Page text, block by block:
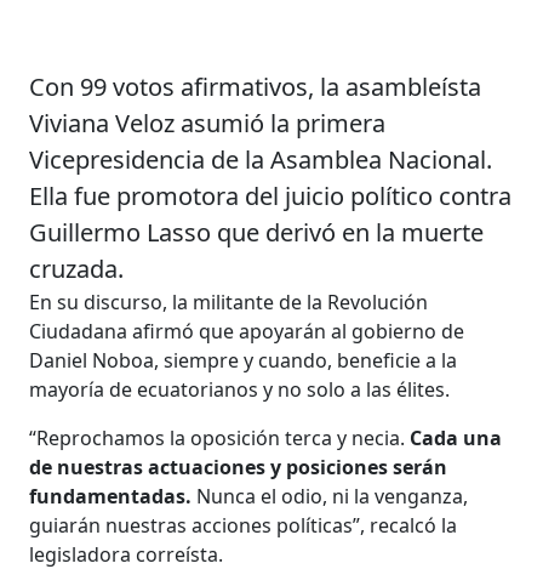
Con 99 votos afirmativos, la asambleísta
Viviana Veloz asumió la primera
Vicepresidencia de la Asamblea Nacional.
Ella fue promotora del juicio político contra
Guillermo Lasso que derivó en la muerte
cruzada.
En su discurso, la militante de la Revolución
Ciudadana afirmó que apoyarán al gobierno de
Daniel Noboa, siempre y cuando, beneficie a la
mayoría de ecuatorianos y no solo a las élites.
“Reprochamos la oposición terca y necia. Cada una
de nuestras actuaciones y posiciones serán
fundamentadas. Nunca el odio, ni la venganza,
guiarán nuestras acciones políticas”, recalcó la
legisladora correísta.